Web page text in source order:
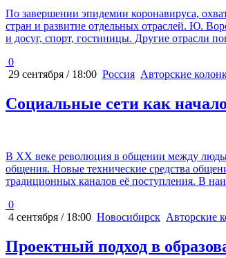
По завершении эпидемии коронавируса,
стран и развитие отдельных отраслей. Ю.
и досуг, спорт, гостиницы. Другие отрасли
0
29 сентября / 18:00 Россия Авторские
Социальные сети как
В ХХ веке революция в общении между
общения. Новые технические средства
традиционных каналов её поступления. В
0
4 сентября / 18:00 Новосибирск Авторские
Проектный подход в